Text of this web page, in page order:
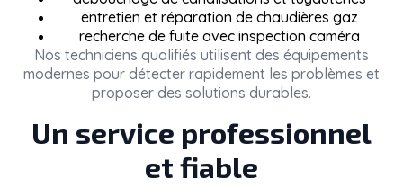
entretien et réparation de chaudières gaz
recherche de fuite avec inspection caméra
Nos techniciens qualifiés utilisent des équipements
modernes pour détecter rapidement les problèmes et
proposer des solutions durables.
Un service professionnel
et fiable